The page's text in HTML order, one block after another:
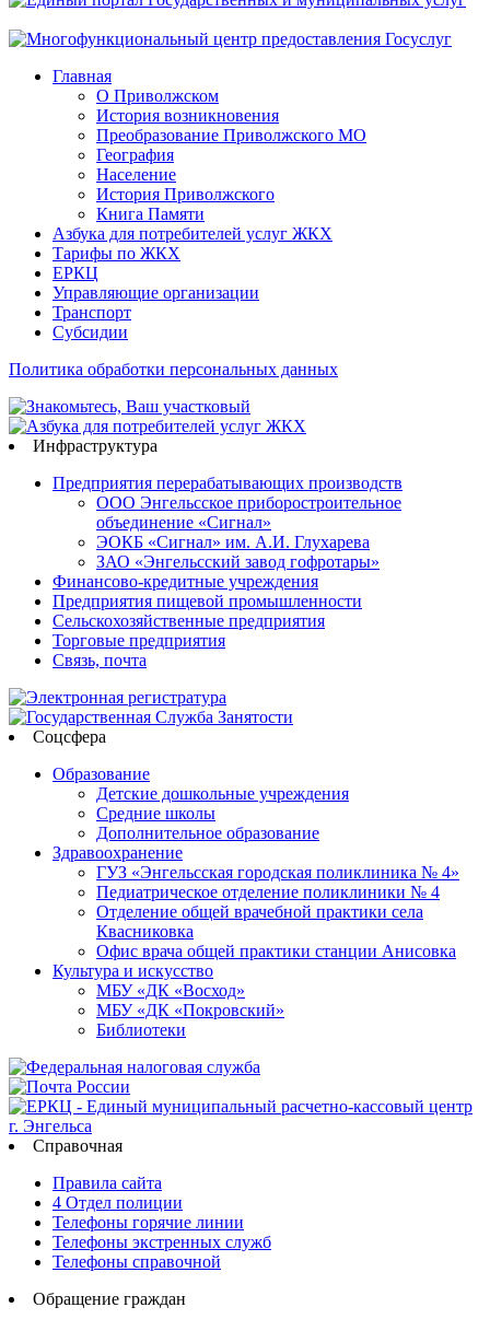
Главная
О Приволжском
История возникновения
Преобразование Приволжского МО
География
Население
История Приволжского
Книга Памяти
Азбука для потребителей услуг ЖКХ
Тарифы по ЖКХ
ЕРКЦ
Управляющие организации
Транспорт
Субсидии
Политика обработки персональных данных
Инфраструктура
Предприятия перерабатывающих производств
ООО Энгельсское приборостроительное
объединение «Сигнал»
ЭОКБ «Сигнал» им. А.И. Глухарева
ЗАО «Энгельсский завод гофротары»
Финансово-кредитные учреждения
Предприятия пищевой промышленности
Сельскохозяйственные предприятия
Торговые предприятия
Связь, почта
Соцсфера
Образование
Детские дошкольные учреждения
Средние школы
Дополнительное образование
Здравоохранение
ГУЗ «Энгельсская городская поликлиника № 4»
Педиатрическое отделение поликлиники № 4
Отделение общей врачебной практики села
Квасниковка
Офис врача общей практики станции Анисовка
Культура и искусство
МБУ «ДК «Восход»
МБУ «ДК «Покровский»
Библиотеки
Справочная
Правила сайта
4 Отдел полиции
Телефоны горячие линии
Телефоны экстренных служб
Телефоны справочной
Обращение граждан